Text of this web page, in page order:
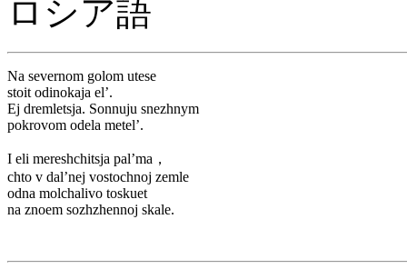
ロシア語
Na severnom golom utese
stoit odinokaja el’.
Ej dremletsja. Sonnuju snezhnym
pokrovom odela metel’.
I eli mereshchitsja pal’ma，
chto v dal’nej vostochnoj zemle
odna molchalivo toskuet
na znoem sozhzhennoj skale.